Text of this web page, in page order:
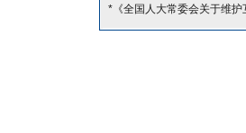
*《全国人大常委会关于维护